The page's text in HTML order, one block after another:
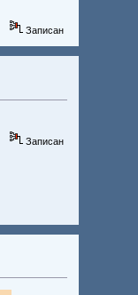
Записан
Записан